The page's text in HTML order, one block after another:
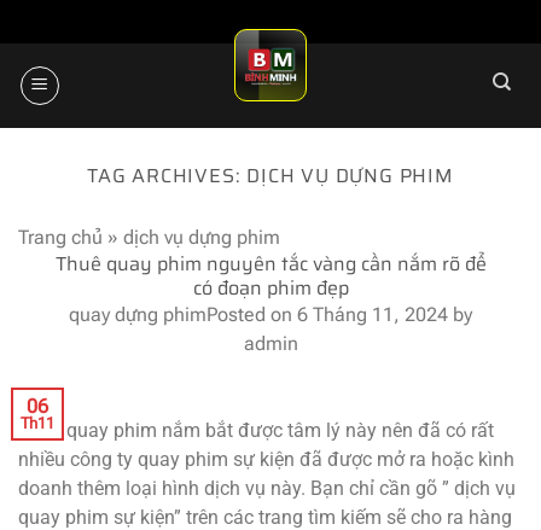
to
content
TAG ARCHIVES: DỊCH VỤ DỰNG PHIM
Trang chủ » dịch vụ dựng phim
Thuê quay phim nguyên tắc vàng cần nắm rõ để
có đoạn phim đẹp
quay dựng phimPosted on 6 Tháng 11, 2024 by
admin
06
Th11
Thuê quay phim nắm bắt được tâm lý này nên đã có rất
nhiều công ty quay phim sự kiện đã được mở ra hoặc kình
doanh thêm loại hình dịch vụ này. Bạn chỉ cần gõ ” dịch vụ
quay phim sự kiện” trên các trang tìm kiếm sẽ cho ra hàng